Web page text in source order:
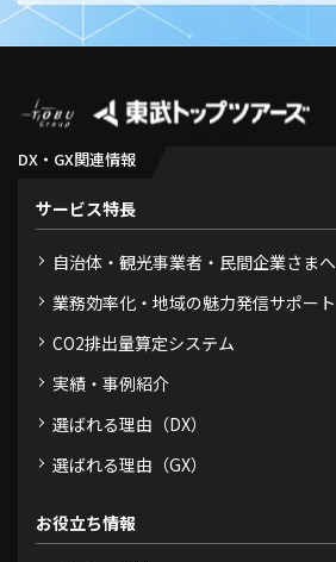
DX・GX関連情報
サービス特長
自治体・観光事業者・民間企業さまへ
業務効率化・地域の魅力発信サポート
CO2排出量算定システム
実績・事例紹介
選ばれる理由（DX）
選ばれる理由（GX）
お役立ち情報